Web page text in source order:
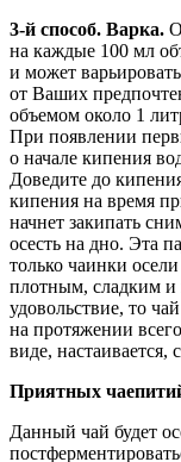
3-й способ. Варка.
на каждые 100 мл
и может
от Ваших
объемом около 1
При появлении
о начале кипения
Доведите до
кипения на время
начнет закипать
осесть на дно. Эта
только чаинки
плотным, сладким и
удовольствие, то
на протяжении
виде, настаивается,
Приятных
Данный чай будет